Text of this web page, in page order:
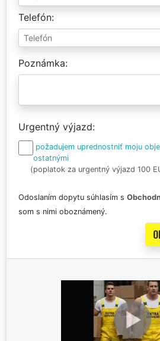
Telefón
Poznámka
Urgentný výjazd
požadujem uprednostniť moju
ostatnými
(poplatok za urgentný výjazd 100
Odoslaním dopytu súhlasím s
som s nimi oboznámený.